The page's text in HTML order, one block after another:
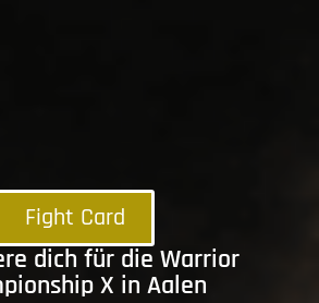
Fight Card
dich für die Warrior
X in Aalen